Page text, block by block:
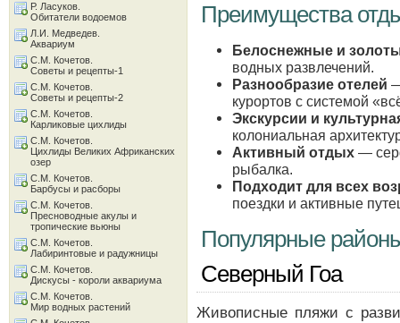
Преимущества
Белоснежные и
водных развлечений.
Разнообразие отелей
курортов с системой
Экскурсии и
колониальная
Активный отдых —
рыбалка.
Подходит для всех
поездки и активные
Популярные
Северный Гоа
Живописные пляжи с
Р. Ласуков.
Обитатели водоемов
Л.И. Медведев.
Аквариум
С.М. Кочетов.
Советы и рецепты-1
С.М. Кочетов.
Советы и рецепты-2
С.М. Кочетов.
Карликовые цихлиды
С.М. Кочетов.
Цихлиды Великих Африканских
озер
С.М. Кочетов.
Барбусы и расборы
С.М. Кочетов.
Пресноводные акулы и
тропические вьюны
С.М. Кочетов.
Лабиринтовые и радужницы
С.М. Кочетов.
Дискусы - короли аквариума
С.М. Кочетов.
Мир водных растений